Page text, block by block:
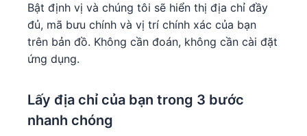
Bật định vị và chúng tôi sẽ hiển thị địa chỉ đầy
đủ, mã bưu chính và vị trí chính xác của bạn
trên bản đồ. Không cần đoán, không cần cài đặt
ứng dụng.
Lấy địa chỉ của bạn trong 3 bước
nhanh chóng